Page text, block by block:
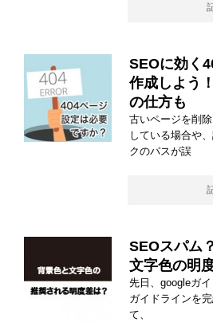
SEOに効く
作成しよう
の仕方も
古いページを削
している場合や
クのパスが誤
SEOスパム
文字色の明
先日、googleガ
ガイドラインを
て、